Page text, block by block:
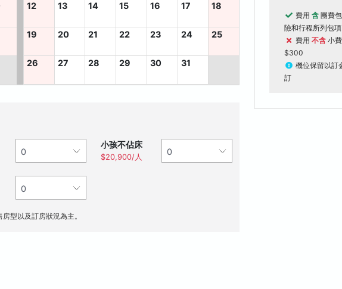
12 13 14 15 16 17 18
19 20 21 22 23 24 25
26 27 28 29 30 31
小孩不佔床
$20,900/人
型以及訂房狀況為主。
費用 含 團費
險和行程所列包項
費用 不含 小
$300
機位保留以訂
訂